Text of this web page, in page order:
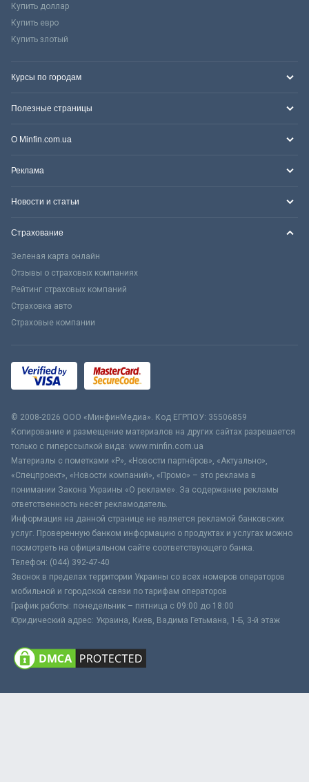
Купить доллар
Купить евро
Купить злотый
Курсы по городам
Полезные страницы
О Minfin.com.ua
Реклама
Новости и статьи
Страхование
Зеленая карта онлайн
Отзывы о страховых компаниях
Рейтинг страховых компаний
Страховка авто
Страховые компании
© 2008-2026 ООО «МинфинМедиа». Код ЕГРПОУ: 35506859
Копирование и размещение материалов на других сайтах разрешается
только с гиперссылкой вида: www.minfin.com.ua
Материалы с пометками «Р», «Новости партнёров», «Актуально»,
«Спецпроект», «Новости компаний», «Промо» – это реклама в
понимании Закона Украины «О рекламе». За содержание рекламы
ответственность несёт рекламодатель.
Информация на данной странице не является рекламой банковских
услуг. Проверенную банком информацию о продуктах и услугах можно
посмотреть на официальном сайте соответствующего банка.
Телефон: (044) 392-47-40
Звонок в пределах территории Украины со всех номеров операторов
мобильной и городской связи по тарифам операторов
График работы: понедельник – пятница с 09:00 до 18:00
Юридический адрес: Украина, Киев, Вадима Гетьмана, 1-Б, 3-й этаж